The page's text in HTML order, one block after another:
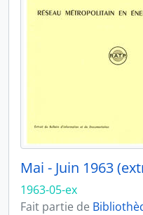
Mai - Juin 1963
1963-05-ex
Fait partie de